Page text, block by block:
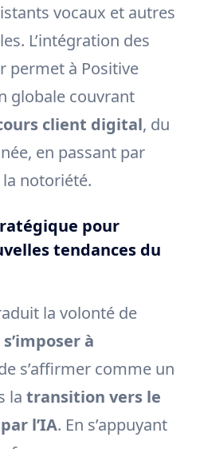
vocaux et autres
L’intégration des
permet à Positive
globale couvrant
client digital, du
en passant par
notoriété.
pour
tendances du
la volonté de
s’imposer à
s’affirmer comme un
la transition vers le
l’IA. En s’appuyant